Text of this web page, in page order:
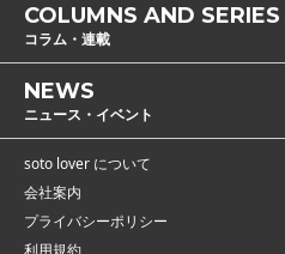
COLUMNS AND SERIES
コラム・連載
NEWS
ニュース・イベント
soto lover について
会社案内
プライバシーポリシー
利用規約